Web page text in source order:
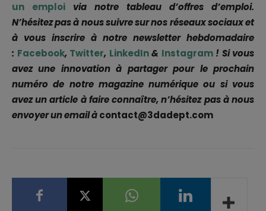
un emploi via notre tableau d’offres d’emploi.
N’hésitez pas à nous suivre sur nos réseaux sociaux et
à vous inscrire à notre newsletter hebdomadaire
: Facebook, Twitter, LinkedIn& Instagram! Si vous
avez une innovation à partager pour le prochain
numéro de notre magazine numérique ou si vous
avez un article à faire connaître, n’hésitez pas à nous
envoyer un email àcontact@3dadept.com